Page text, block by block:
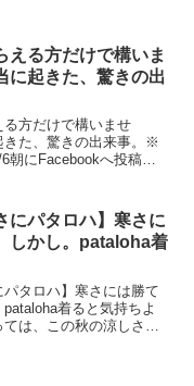
える方だけで構いま
起きた、驚きの出
る方だけで構いませ
た、驚きの出来事。※
朝にFacebookへ投稿し
に激痛が走り、それから
にパタロハ】寒さに
しかし。pataloha着
パタロハ】寒さには勝て
着ると気持ちよ
は、この秋の涼しさが